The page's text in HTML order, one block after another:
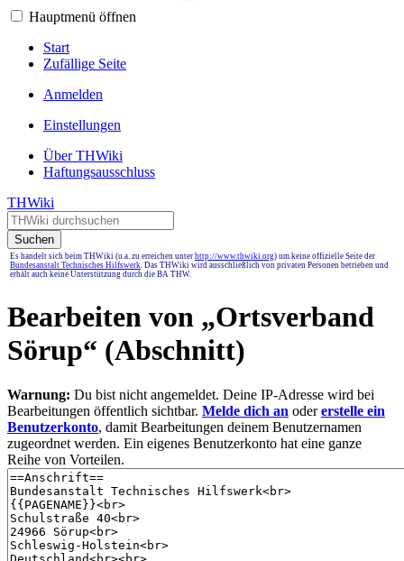
Hauptmenü öffnen
Start
Zufällige Seite
Anmelden
Einstellungen
Über THWiki
Haftungsausschluss
THWiki
Suchen
Es handelt sich beim THWiki (u.a. zu erreichen unter http://www.thwiki.org) um keine offizielle Seite der
Bundesanstalt Technisches Hilfswerk. Das THWiki wird ausschließlich von privaten Personen betrieben und
erhält auch keine Unterstützung durch die BA THW.
Bearbeiten von „Ortsverband
Sörup“ (Abschnitt)
Warnung: Du bist nicht angemeldet. Deine IP-Adresse wird bei
Bearbeitungen öffentlich sichtbar. Melde dich an odererstelle ein
Benutzerkonto, damit Bearbeitungen deinem Benutzernamen
zugeordnet werden. Ein eigenes Benutzerkonto hat eine ganze
Reihe von Vorteilen.